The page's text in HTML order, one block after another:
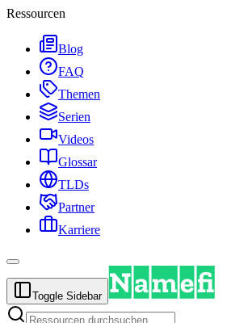
Ressourcen
Blog
FAQ
Themen
Serien
Videos
Glossar
TLDs
Partner
Karriere
Toggle Sidebar